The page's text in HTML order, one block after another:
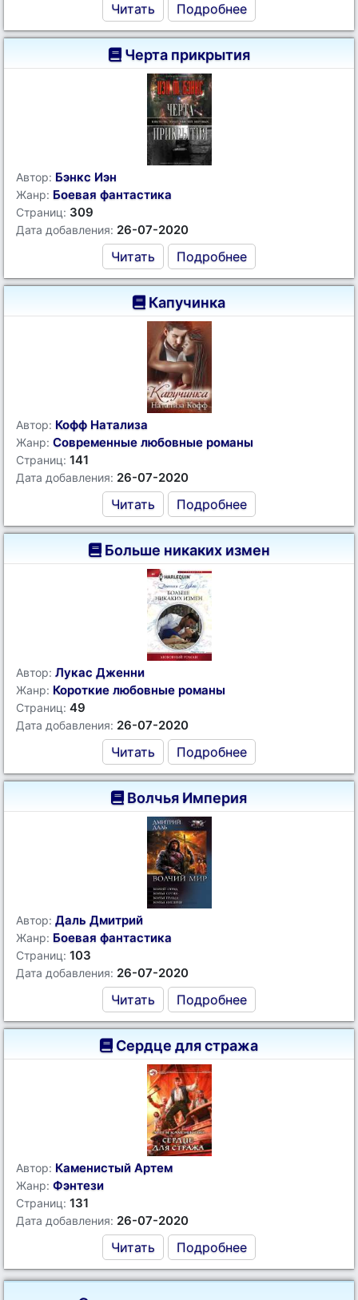
Читать Подробнее
Черта прикрытия
Автор: Бэнкс Иэн
Жанр: Боевая фантастика
Страниц: 309
Дата добавления: 26-07-2020
Читать Подробнее
Капучинка
Автор: Кофф Натализа
Жанр: Современные любовные романы
Страниц: 141
Дата добавления: 26-07-2020
Читать Подробнее
Больше никаких измен
Автор: Лукас Дженни
Жанр: Короткие любовные романы
Страниц: 49
Дата добавления: 26-07-2020
Читать Подробнее
Волчья Империя
Автор: Даль Дмитрий
Жанр: Боевая фантастика
Страниц: 103
Дата добавления: 26-07-2020
Читать Подробнее
Сердце для стража
Автор: Каменистый Артем
Жанр: Фэнтези
Страниц: 131
Дата добавления: 26-07-2020
Читать Подробнее